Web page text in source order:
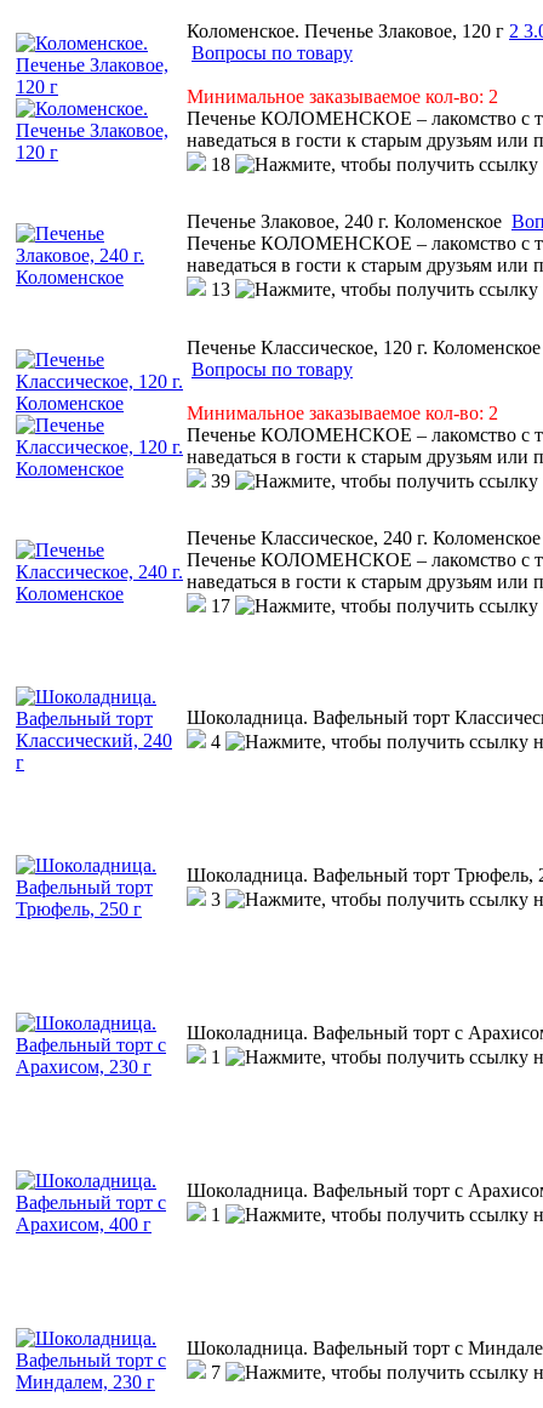
Коломенское. Печенье Злаковое, 120 г 2
Вопросы по товару
Минимальное заказываемое кол-во: 2
Печенье КОЛОМЕНСКОЕ – лакомство с
наведаться в гости к старым друзьям или
18
Печенье Злаковое, 240 г. Коломенское
Печенье КОЛОМЕНСКОЕ – лакомство с
наведаться в гости к старым друзьям или
13
Печенье Классическое, 120 г. Коломенское
Вопросы по товару
Минимальное заказываемое кол-во: 2
Печенье КОЛОМЕНСКОЕ – лакомство с
наведаться в гости к старым друзьям или
39
Печенье Классическое, 240 г. Коломенское
Печенье КОЛОМЕНСКОЕ – лакомство с
наведаться в гости к старым друзьям или
17
Шоколадница. Вафельный торт
4
Шоколадница. Вафельный торт Трюфель,
3
Шоколадница. Вафельный торт с
1
Шоколадница. Вафельный торт с
1
Шоколадница. Вафельный торт с
7